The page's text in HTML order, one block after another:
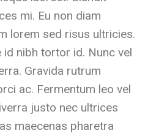
mi. Eu non diam
lorem sed risus ultricies.
nibh tortor id. Nunc vel
Gravida rutrum
ac. Fermentum leo vel
justo nec ultrices
maecenas pharetra